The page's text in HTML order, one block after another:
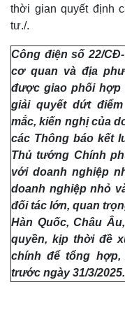
Doanh nghiệp
Thông tin doanh nghiệp
Doanh nghiệp 24h
Doanh nhân
Vì cộng đồng
thời gian quyết định
tư./.
Công điện số 22/
cơ quan và địa
được giao phối hợp
giải quyết dứt
mắc, kiến nghị của
các Thông báo kết
Thủ tướng Chính
với doanh nghiệp
doanh nghiệp nhỏ
đối tác lớn, quan
Hàn Quốc, Châu
quyền, kịp thời đề
chính để tổng
trước ngày 31/3/2025.